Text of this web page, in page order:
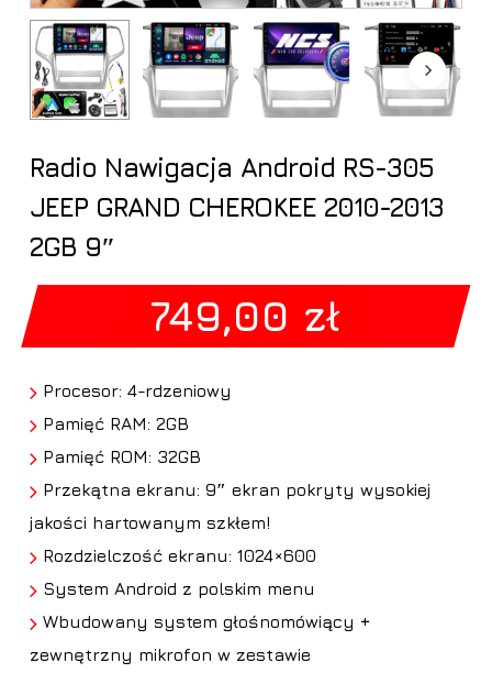
Radio Nawigacja Android RS-305
JEEP GRAND CHEROKEE 2010-2013
2GB 9″
749,00 zł
Procesor: 4-rdzeniowy
Pamięć RAM: 2GB
Pamięć ROM: 32GB
Przekątna ekranu: 9″ ekran pokryty wysokiej
jakości hartowanym szkłem!
Rozdzielczość ekranu: 1024×600
System Android z polskim menu
Wbudowany system głośnomówiący +
zewnętrzny mikrofon w zestawie